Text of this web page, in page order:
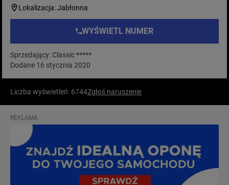
Lokalizacja: Jabłonna
WYŚWIETL NUMER
Sprzedający: Classic *****
Dodane 16 stycznia 2020
Liczba wyświetleń: 6744Zgłoś naruszenie
REKLAMA